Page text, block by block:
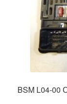
BSM L04-00